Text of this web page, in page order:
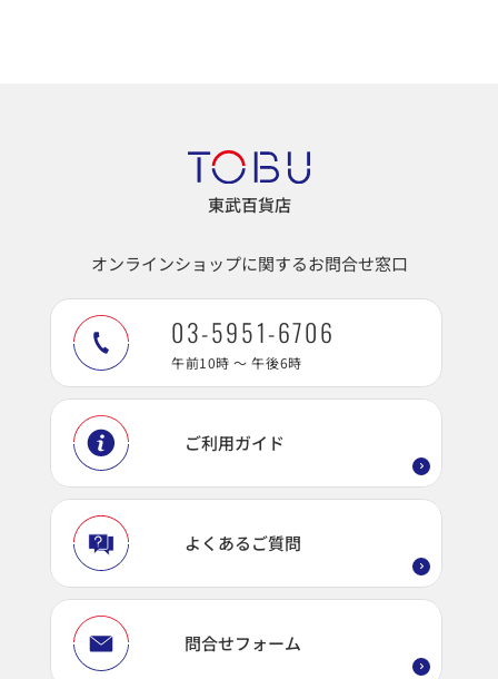
東武百貨店
オンラインショップに関するお問合せ窓口
03-5951-6706
午前10時 ～ 午後6時
ご利用ガイド
よくあるご質問
問合せフォーム